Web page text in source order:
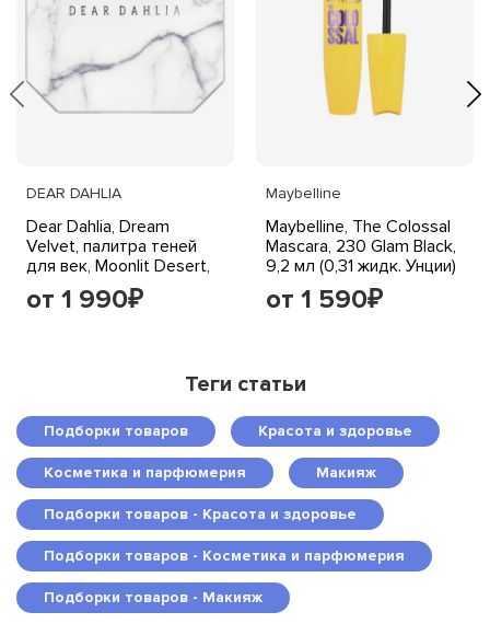
DEAR DAHLIA
Dear Dahlia, Dream
Velvet, палитра теней
для век, Moonlit Desert,
5,1 г (0,17 унции)
от 1 990₽
Maybelline
Maybelline, The Colossal
Mascara, 230 Glam Black,
9,2 мл (0,31 жидк. Унции)
от 1 590₽
Теги статьи
Подборки товаров Красота и здоровье
Косметика и парфюмерия Макияж
Подборки товаров - Красота и здоровье
Подборки товаров - Косметика и парфюмерия
Подборки товаров - Макияж